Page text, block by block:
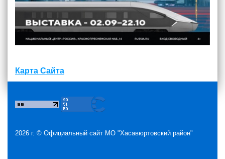
Карта Сайта
2026 г. © Официальный сайт МО "Хасавюртовский район"